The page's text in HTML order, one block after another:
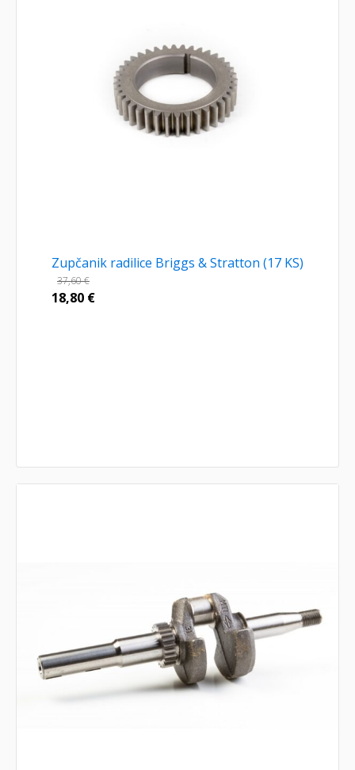
Zupčanik radilice Briggs & Stratton (17 KS)
37,60€
18,80 €